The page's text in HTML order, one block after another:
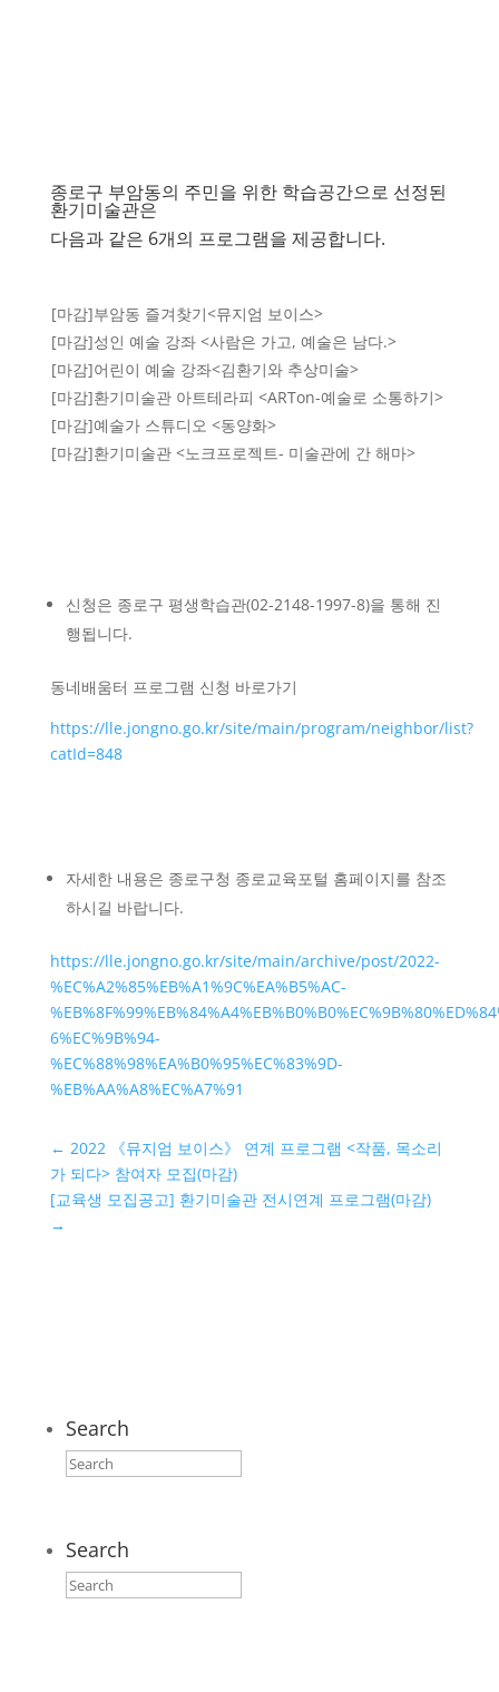
종로구 부암동의 주민을 위한 학습공간으로 선정된
환기미술관은
다음과 같은 6개의 프로그램을 제공합니다.
[마감]부암동 즐겨찾기<뮤지엄 보이스>
[마감]성인 예술 강좌 <사람은 가고, 예술은 남다.>
[마감]어린이 예술 강좌<김환기와 추상미술>
[마감]환기미술관 아트테라피 <ARTon-예술로 소통하기>
[마감]예술가 스튜디오 <동양화>
[마감]환기미술관 <노크프로젝트- 미술관에 간 해마>
신청은 종로구 평생학습관(02-2148-1997-8)을 통해 진
행됩니다.
동네배움터 프로그램 신청 바로가기
https://lle.jongno.go.kr/site/main/program/neighbor/list?
catId=848
자세한 내용은 종로구청 종로교육포털 홈페이지를 참조
하시길 바랍니다.
https://lle.jongno.go.kr/site/main/archive/post/2022-
%EC%A2%85%EB%A1%9C%EA%B5%AC-
6%EC%9B%94-
%EC%88%98%EA%B0%95%EC%83%9D-
%EB%AA%A8%EC%A7%91
← 2022 《뮤지엄 보이스》 연계 프로그램 <작품, 목소리
가 되다> 참여자 모집(마감)
[교육생 모집공고] 환기미술관 전시연계 프로그램(마감)
→
Search
Search